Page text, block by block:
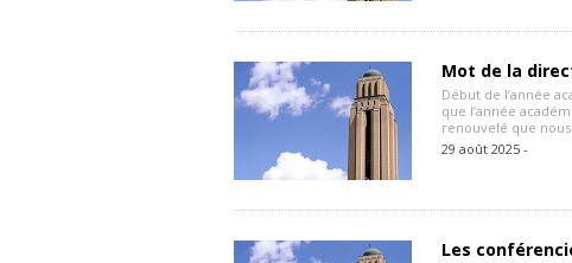
Mot de la
Début de l’année
que l’année
renouvelé que
29 août 2025 -
Les